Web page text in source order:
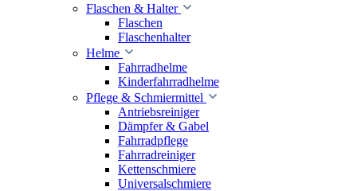
Flaschen & Halter
Flaschen
Flaschenhalter
Helme
Fahrradhelme
Kinderfahrradhelme
Pflege & Schmiermittel
Antriebsreiniger
Dämpfer & Gabel
Fahrradpflege
Fahrradreiniger
Kettenschmiere
Universalschmiere